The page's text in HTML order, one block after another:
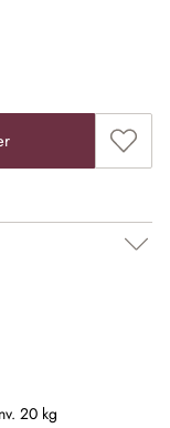
souhaitée ou
20 kg